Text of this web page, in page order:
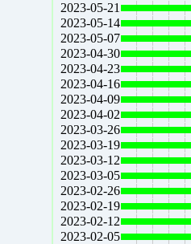
2023-05-21
2023-05-14
2023-05-07
2023-04-30
2023-04-23
2023-04-16
2023-04-09
2023-04-02
2023-03-26
2023-03-19
2023-03-12
2023-03-05
2023-02-26
2023-02-19
2023-02-12
2023-02-05